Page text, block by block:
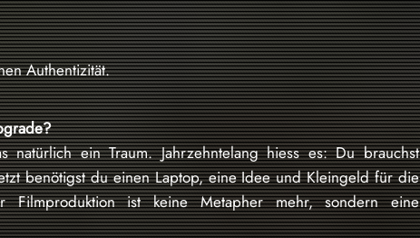
Authentizität.
natürlich ein Traum. Jahrzehntelang hiess es: Du brauchst
benötigst du einen Laptop, eine Idee und Kleingeld für die
Filmproduktion ist keine Metapher mehr, sondern eine